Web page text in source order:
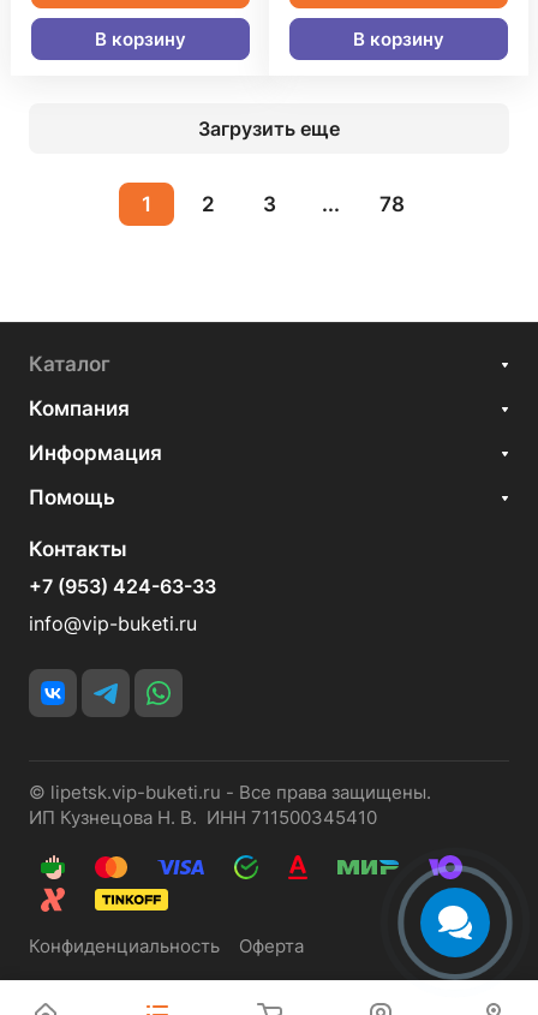
В корзину В корзину
Загрузить еще
1 2 3 ... 78
Каталог
Компания
Информация
Помощь
Контакты
+7 (953) 424-63-33
info@vip-buketi.ru
© lipetsk.vip-buketi.ru - Все права защищены.
ИП Кузнецова Н. В. ИНН 711500345410
Конфиденциальность Оферта